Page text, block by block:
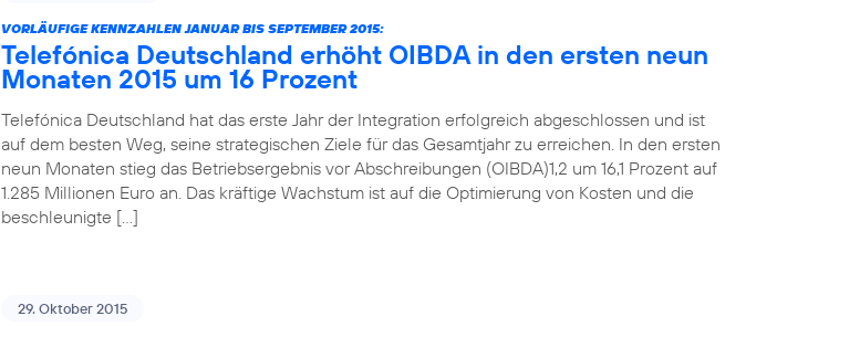
VORLÄUFIGE KENNZAHLEN JANUAR BIS SEPTEMBER 2015:
Telefónica Deutschland erhöht OIBDA in den ersten neun
Monaten 2015 um 16 Prozent
Telefónica Deutschland hat das erste Jahr der Integration erfolgreich abgeschlossen und ist
auf dem besten Weg, seine strategischen Ziele für das Gesamtjahr zu erreichen. In den ersten
neun Monaten stieg das Betriebsergebnis vor Abschreibungen (OIBDA)1,2 um 16,1 Prozent auf
1.285 Millionen Euro an. Das kräftige Wachstum ist auf die Optimierung von Kosten und die
beschleunigte […]
29. Oktober 2015